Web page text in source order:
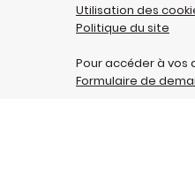
Utilisation des
Politique du site
Pour accéder à vos
Formulaire de